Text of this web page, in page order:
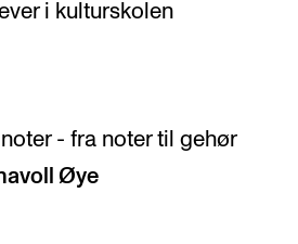
i kulturskolen
- fra noter til gehør
Øye